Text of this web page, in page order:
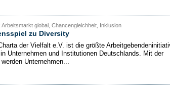
Arbeitsmarkt global, Chancengleichheit, Inklusion
zu Diversity
der Vielfalt e.V. ist die größte
Unternehmen und Institutionen Deutschlands. Mit der
werden Unternehmen...